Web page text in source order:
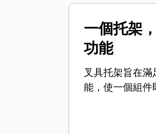
一個托架
功能
叉具托架旨在
能，使一個組件